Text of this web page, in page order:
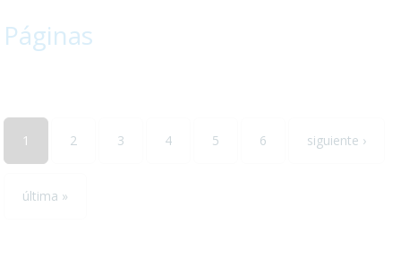
Páginas
1 2 3 4 5 6 siguiente ›
última »